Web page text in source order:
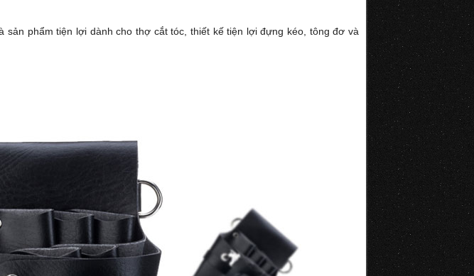
sản phẩm tiện lợi dành cho thợ cắt tóc, thiết kế tiện lợi đựng kéo, tông đơ và